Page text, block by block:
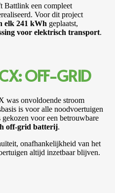
Battlink een compleet
Voor dit project
elk 241 kWh geplaatst,
voor elektrisch transport.
OFF-GRID
was onvoldoende stroom
is voor alle noodvoertuigen
voor een betrouwbare
off-grid batterij.
onafhankelijkheid van het
altijd inzetbaar blijven.